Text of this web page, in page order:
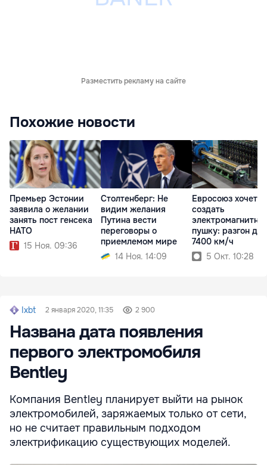
Разместить рекламу на сайте
Похожие новости
Премьер Эстонии
заявила о желании
занять пост генсека
НАТО
15 Ноя. 09:36
Столтенберг: Не
видим желания
Путина вести
переговоры о
приемлемом мире
14 Ноя. 14:09
Евросоюз хочет
создать
пушку: разгон до
7400 км/ч
5 Окт. 10:28
Ixbt 2 января 2020, 11:35 2 900
Названа дата появления
первого электромобиля
Bentley
Компания Bentley планирует выйти на рынок
электромобилей, заряжаемых только от сети,
но не считает правильным подходом
электрификацию существующих моделей.